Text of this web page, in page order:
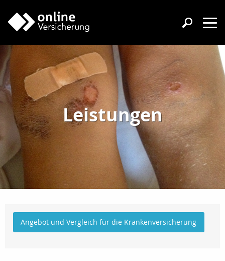
Leistungen
Angebot und Vergleich für die Krankenversicherung